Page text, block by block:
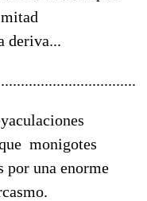
deriva...
monigotes
por una enorme